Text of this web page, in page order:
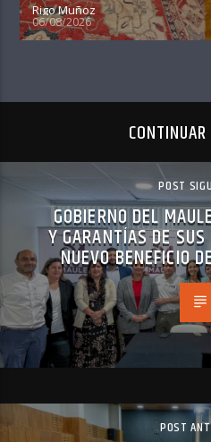
Rigo Muñoz
06/08/2026
POST
GOBIERNO DEL
Y GARANTÍAS DE
NUEVO BENEFICIO
POST